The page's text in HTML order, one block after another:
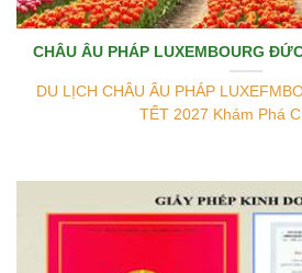
CHÂU ÂU PHÁP LUXEMBOURG
DU LỊCH CHÂU ÂU PHÁP
TẾT 2027 Khám Phá